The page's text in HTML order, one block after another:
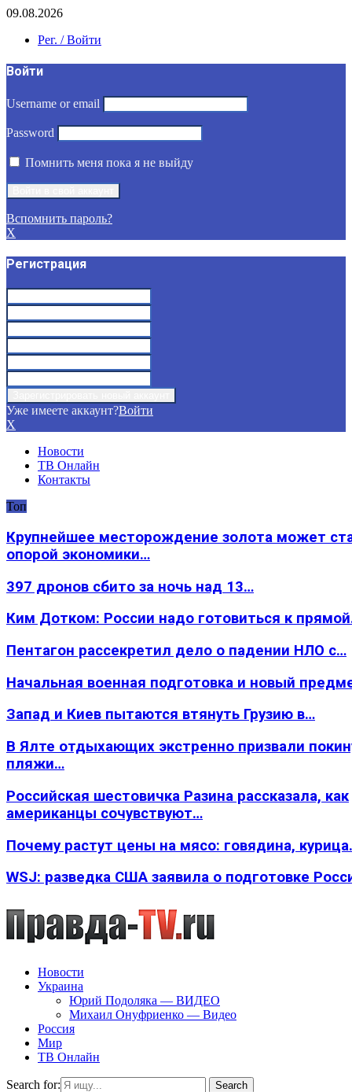
09.08.2026
Рег. / Войти
Войти
Username or email
Password
Помнить меня пока я не выйду
Вспомнить пароль?
X
Регистрация
Уже имеете аккаунт?Войти
X
Новости
ТВ Онлайн
Контакты
Топ
Крупнейшее месторождение золота может
опорой экономики…
397 дронов сбито за ночь над 13…
Ким Дотком: России надо готовиться к
Пентагон рассекретил дело о падении НЛО с…
Начальная военная подготовка и новый
Запад и Киев пытаются втянуть Грузию в…
В Ялте отдыхающих экстренно призвали
пляжи…
Российская шестовичка Разина рассказала, как
американцы сочувствуют…
Почему растут цены на мясо: говядина,
WSJ: разведка США заявила о подготовке
Новости
Украина
Юрий Подоляка — ВИДЕО
Михаил Онуфриенко — Видео
Россия
Мир
ТВ Онлайн
Search for:
Search